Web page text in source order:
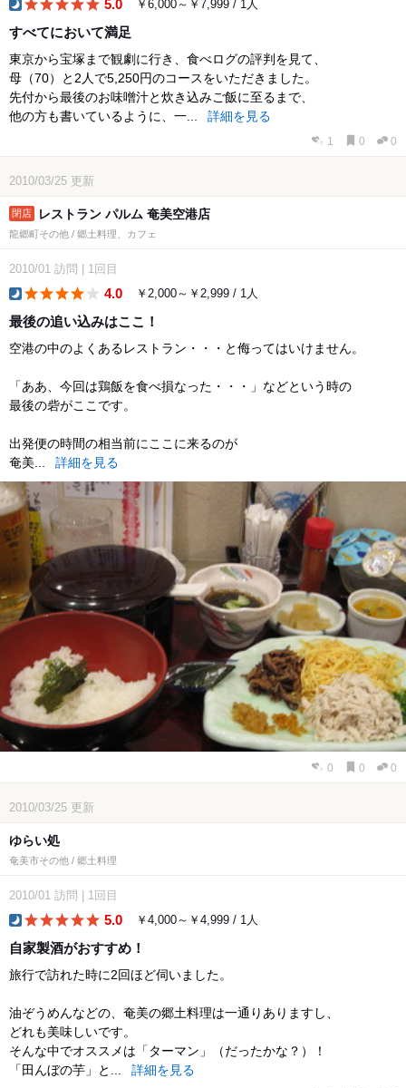
5.0 ￥6,000～￥7,999 / 1人
すべてにおいて満足
東京から宝塚まで観劇に行き、食べログの評判を見て、
母（70）と2人で5,250円のコースをいただきました。
先付から最後のお味噌汁と炊き込みご飯に至るまで、
他の方も書いているように、一...
詳細を見る
1 0 0
2010/03/25 更新
レストラン パルム 奄美空港店
龍郷町その他 / 郷土料理、カフェ
2010/01 訪問 1回目
4.0 ￥2,000～￥2,999 / 1人
最後の追い込みはここ！
空港の中のよくあるレストラン・・・と侮ってはいけません。
「ああ、今回は鶏飯を食べ損なった・・・」などという時の
最後の砦がここです。
出発便の時間の相当前にここに来るのが
奄美...
詳細を見る
0 0 0
2010/03/25 更新
ゆらい処
奄美市その他 / 郷土料理
2010/01 訪問 1回目
5.0 ￥4,000～￥4,999 / 1人
自家製酒がおすすめ！
旅行で訪れた時に2回ほど伺いました。
油ぞうめんなどの、奄美の郷土料理は一通りありますし、
どれも美味しいです。
そんな中でオススメは「ターマン」（だったかな？）！
「田んぼの芋」と...
詳細を見る